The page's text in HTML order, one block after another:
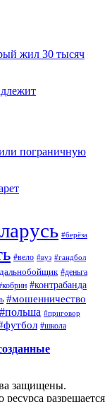
жил 30 тысяч
пограничную
#берёза
#вело #вуз #гандбол
#деньга
#контрабанда
#мошенничество
#польша #приговор
#школа
защищены.
разрешается